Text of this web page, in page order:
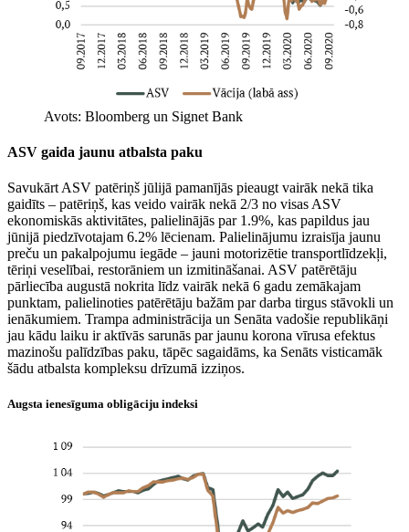
Avots: Bloomberg un Signet Bank
ASV gaida jaunu atbalsta paku
Savukārt ASV patēriņš jūlijā pamanījās pieaugt vairāk nekā tika
gaidīts – patēriņš, kas veido vairāk nekā 2/3 no visas ASV
ekonomiskās aktivitātes, palielinājās par 1.9%, kas papildus jau
jūnijā piedzīvotajam 6.2% lēcienam. Palielinājumu izraisīja jaunu
preču un pakalpojumu iegāde – jauni motorizētie transportlīdzekļi,
tēriņi veselībai, restorāniem un izmitināšanai. ASV patērētāju
pārliecība augustā nokrita līdz vairāk nekā 6 gadu zemākajam
punktam, palielinoties patērētāju bažām par darba tirgus stāvokli un
ienākumiem. Trampa administrācija un Senāta vadošie republikāņi
jau kādu laiku ir aktīvās sarunās par jaunu korona vīrusa efektus
mazinošu palīdzības paku, tāpēc sagaidāms, ka Senāts visticamāk
šādu atbalsta kompleksu drīzumā izziņos.
Augsta ienesīguma obligāciju indeksi